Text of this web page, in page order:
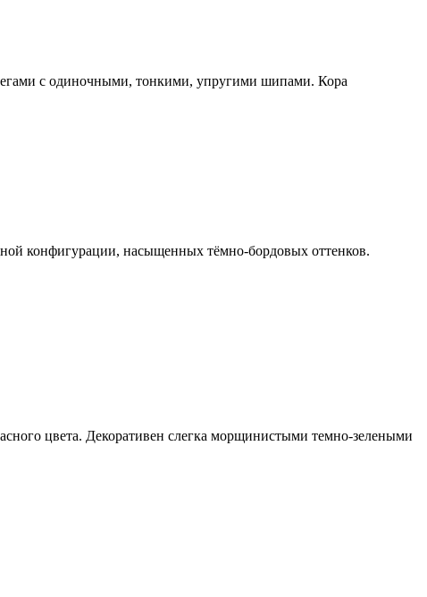
с одиночными, тонкими, упругими шипами. Кора
конфигурации, насыщенных тёмно-бордовых оттенков.
цвета. Декоративен слегка морщинистыми темно-зелеными